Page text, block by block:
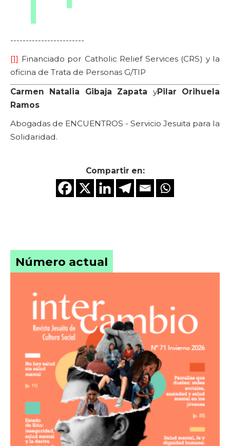
------------------------
[1] Financiado por Catholic Relief Services (CRS) y la
oficina de Trata de Personas G/TIP
Carmen Natalia Gibaja Zapata yPilar Orihuela
Ramos
Abogadas de ENCUENTROS - Servicio Jesuita para la
Solidaridad.
Compartir en:
Número actual